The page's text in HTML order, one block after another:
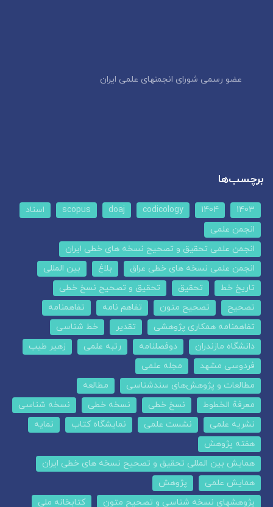
عضو رسمی شورای انجمنهای علمی ایران
برچسب‌ها
1403
1404
codicology
doaj
scopus
اسناد
انجمن علمی
انجمن علمی تحقیق و تصحیح نسخه های خطی ایران
انجمن علمی نسخه های خطی عراق
بلاغ
بین المللی
تاریخ خط
تحقیق
تحقیق و تصحیح نسخ خطی
تصحیح
تصحیح متون تفاهم نامه
تفاهمنامه
تفاهمنامه همکاری پژوهشی
تقدیر
خط شناسی
دانشگاه مازندران
دوفصلنامه رتبه علمی
زهیر طیب
فردوسی مشهد
مجله علمی
مطالعات و پژوهش‌های سندشناسی
مطالعه
معرفة الخطوط
نسخ خطی نسخه خطی
نسخه شناسی
نشریه علمی
نشست علمی نمایشگاه کتاب
نمایه
هفته پژوهش
همایش بین المللی تحقیق و تصحیح نسخه های خطی ایران
همایش علمی
پژوهش
پژوهشهای نسخه شناسی و تصحیح متون
کتابخانه ملی